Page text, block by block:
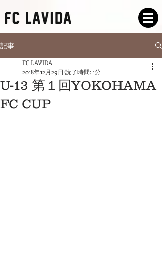
記事
U-13 第１回YOKOHAMA
FC CUP
FC LAVIDA
2018年12月29日 読了時間: 1分